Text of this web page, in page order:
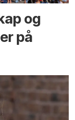
og
på